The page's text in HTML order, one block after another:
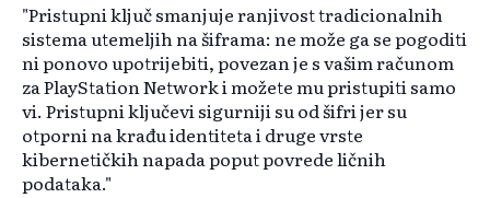
"Pristupni ključ smanjuje ranjivost tradicionalnih
sistema utemeljih na šiframa: ne može ga se pogoditi
ni ponovo upotrijebiti, povezan je s vašim računom
za PlayStation Network i možete mu pristupiti samo
vi. Pristupni ključevi sigurniji su od šifri jer su
otporni na krađu identiteta i druge vrste
kibernetičkih napada poput povrede ličnih
podataka."